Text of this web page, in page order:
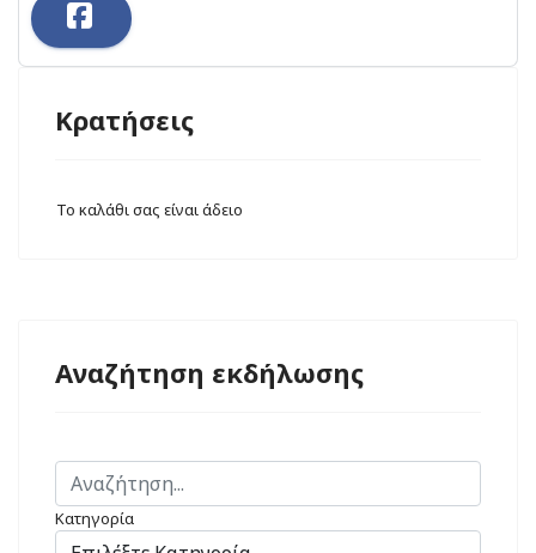
Κρατήσεις
Το καλάθι σας είναι άδειο
Αναζήτηση εκδήλωσης
Κατηγορία